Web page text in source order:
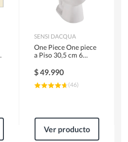
SENSI DACQUA
One Piece One piece
a Piso 30,5 cm 6
$49.990
(46)
Ver producto